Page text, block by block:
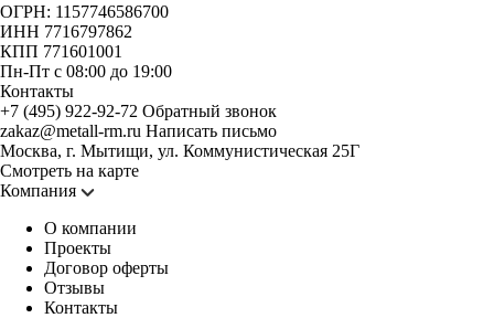
ОГРН: 1157746586700
ИНН 7716797862
КПП 771601001
Пн-Пт с 08:00 до 19:00
Контакты
+7 (495) 922-92-72 Обратный звонок
zakaz@metall-rm.ru Написать письмо
Москва, г. Мытищи, ул. Коммунистическая 25Г
Смотреть на карте
Компания
О компании
Проекты
Договор оферты
Отзывы
Контакты